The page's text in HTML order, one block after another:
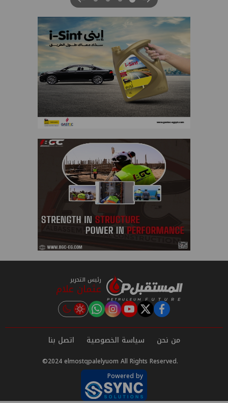
رئيس التحرير
عثمان علام
facebook
twitter
youtube
instagram
tiktok
من نحن سياسة الخصوصية اتصل بنا
©2024 elmostqpalelyuom All Rights Reserved.
Powered by